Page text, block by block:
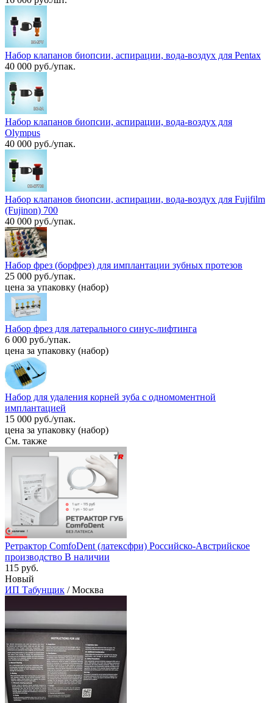
Набор клапанов биопсии, аспирации, вода-воздух для Pentax
40 000 руб./упак.
Набор клапанов биопсии, аспирации, вода-воздух для
Olympus
40 000 руб./упак.
Набор клапанов биопсии, аспирации, вода-воздух для Fujifilm
(Fujinon) 700
40 000 руб./упак.
Набор фрез (борфрез) для имплантации зубных протезов
25 000 руб./упак.
цена за упаковку (набор)
Набор фрез для латерального синус-лифтинга
6 000 руб./упак.
цена за упаковку (набор)
Набор для удаления корней зуба с одномоментной
имплантацией
15 000 руб./упак.
цена за упаковку (набор)
См. также
Ретрактор ComfoDent (латексфри) Российско-Австрийское
производство В наличии
115 руб.
Новый
ИП Табунщик / Москва